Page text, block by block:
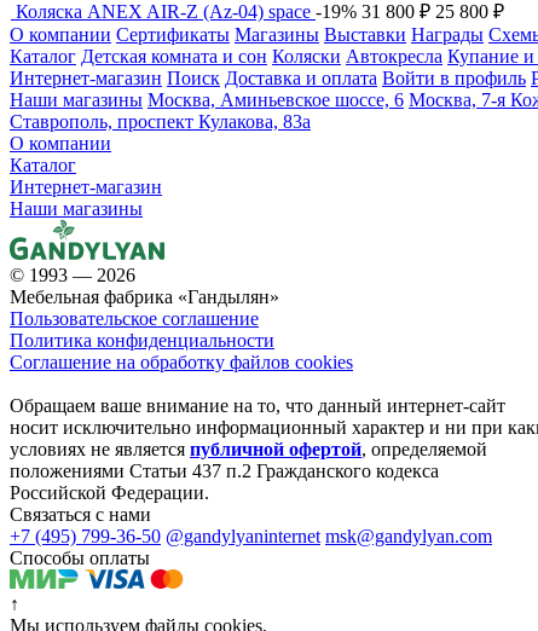
Коляска ANEX AIR-Z (Az-04) space -19% 31 800 ₽ 25 800 ₽
О компании Сертификаты Магазины Выставки Награды
Каталог Детская комната и сон Коляски Автокресла Купание и
Интернет-магазин Поиск Доставка и оплата Войти в профиль
Наши магазины Москва, Аминьевское шоссе, 6 Москва, 7-я
Ставрополь, проспект Кулакова, 83а
О компании
Каталог
Интернет-магазин
Наши магазины
© 1993 — 2026
Мебельная фабрика «Гандылян»
Пользовательское соглашение
Политика конфиденциальности
Соглашение на обработку файлов cookies
Обращаем ваше внимание на то, что данный интернет-сайт
носит исключительно информационный характер и ни при
условиях не является публичной офертой, определяемой
положениями Статьи 437 п.2 Гражданского кодекса
Российской Федерации.
Связаться с нами
+7 (495) 799-36-50 @gandylyaninternet msk@gandylyan.com
Способы оплаты
↑
Мы используем файлы cookies.